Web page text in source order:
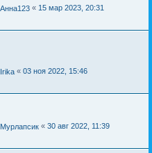
Анна123 « 15 мар 2023, 20:31
Irika « 03 ноя 2022, 15:46
Мурлапсик « 30 авг 2022, 11:39